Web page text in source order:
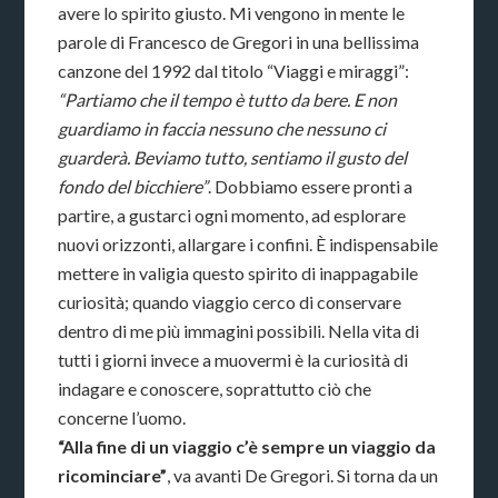
avere lo spirito giusto. Mi vengono in mente le
parole di Francesco de Gregori in una bellissima
canzone del 1992 dal titolo “Viaggi e miraggi”:
“Partiamo che il tempo è tutto da bere. E non
guardiamo in faccia nessuno che nessuno ci
guarderà. Beviamo tutto, sentiamo il gusto del
fondo del bicchiere”. Dobbiamo essere pronti a
partire, a gustarci ogni momento, ad esplorare
nuovi orizzonti, allargare i confini. È indispensabile
mettere in valigia questo spirito di inappagabile
curiosità; quando viaggio cerco di conservare
dentro di me più immagini possibili. Nella vita di
tutti i giorni invece a muovermi è la curiosità di
indagare e conoscere, soprattutto ciò che
concerne l’uomo.
“Alla fine di un viaggio c’è sempre un viaggio da
ricominciare” , va avanti De Gregori. Si torna da un